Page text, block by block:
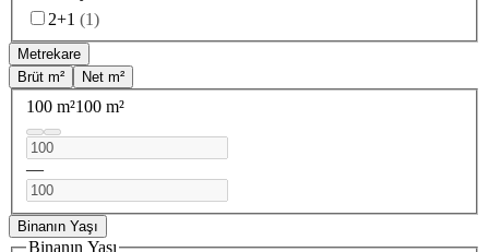
2+1 (1)
Metrekare
Brüt m²
Net m²
100 m²100 m²
—
Binanın Yaşı
Binanın Yaşı